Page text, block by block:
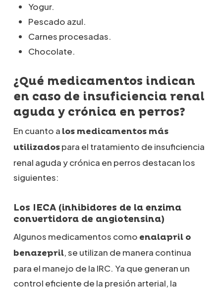
Yogur.
Pescado azul.
Carnes procesadas.
Chocolate.
¿Qué medicamentos indican
en caso de insuficiencia renal
aguda y crónica en perros?
En cuanto a los medicamentos más
utilizadospara el tratamiento de insuficiencia
renal aguda y crónica en perros destacan los
siguientes:
Los IECA (inhibidores de la enzima
convertidora de angiotensina)
Algunos medicamentos como enalapril o
benazepril, se utilizan de manera continua
para el manejo de la IRC. Ya que generan un
control eficiente de la presión arterial, la